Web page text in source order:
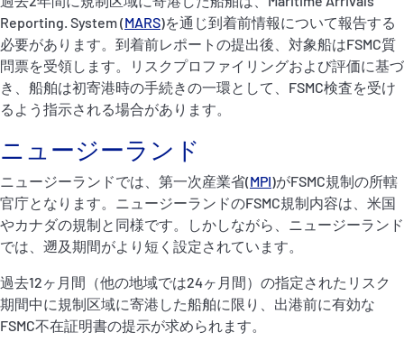
Reporting. System (MARS)を通じ到着前情報について報告する
必要があります。到着前レポートの提出後、対象船はFSMC質
問票を受領します。リスクプロファイリングおよび評価に基づ
き、船舶は初寄港時の手続きの一環として、FSMC検査を受け
るよう指示される場合があります。
ニュージーランド
ニュージーランドでは、第一次産業省(MPI)がFSMC規制の所轄
官庁となります。ニュージーランドのFSMC規制内容は、米国
やカナダの規制と同様です。しかしながら、ニュージーランド
では、遡及期間がより短く設定されています。
過去12ヶ月間（他の地域では24ヶ月間）の指定されたリスク
期間中に規制区域に寄港した船舶に限り、出港前に有効な
FSMC不在証明書の提示が求められます。